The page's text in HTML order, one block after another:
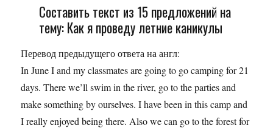
Составить текст из 15 предложений на
тему: Как я проведу летние каникулы
Перевод предыдущего ответа на англ:
In June I and my classmates are going to go camping for 21
days. There we’ll swim in the river, go to the parties and
make something by ourselves. I have been in this camp and
I really enjoyed being there. Also we can go to the forest for